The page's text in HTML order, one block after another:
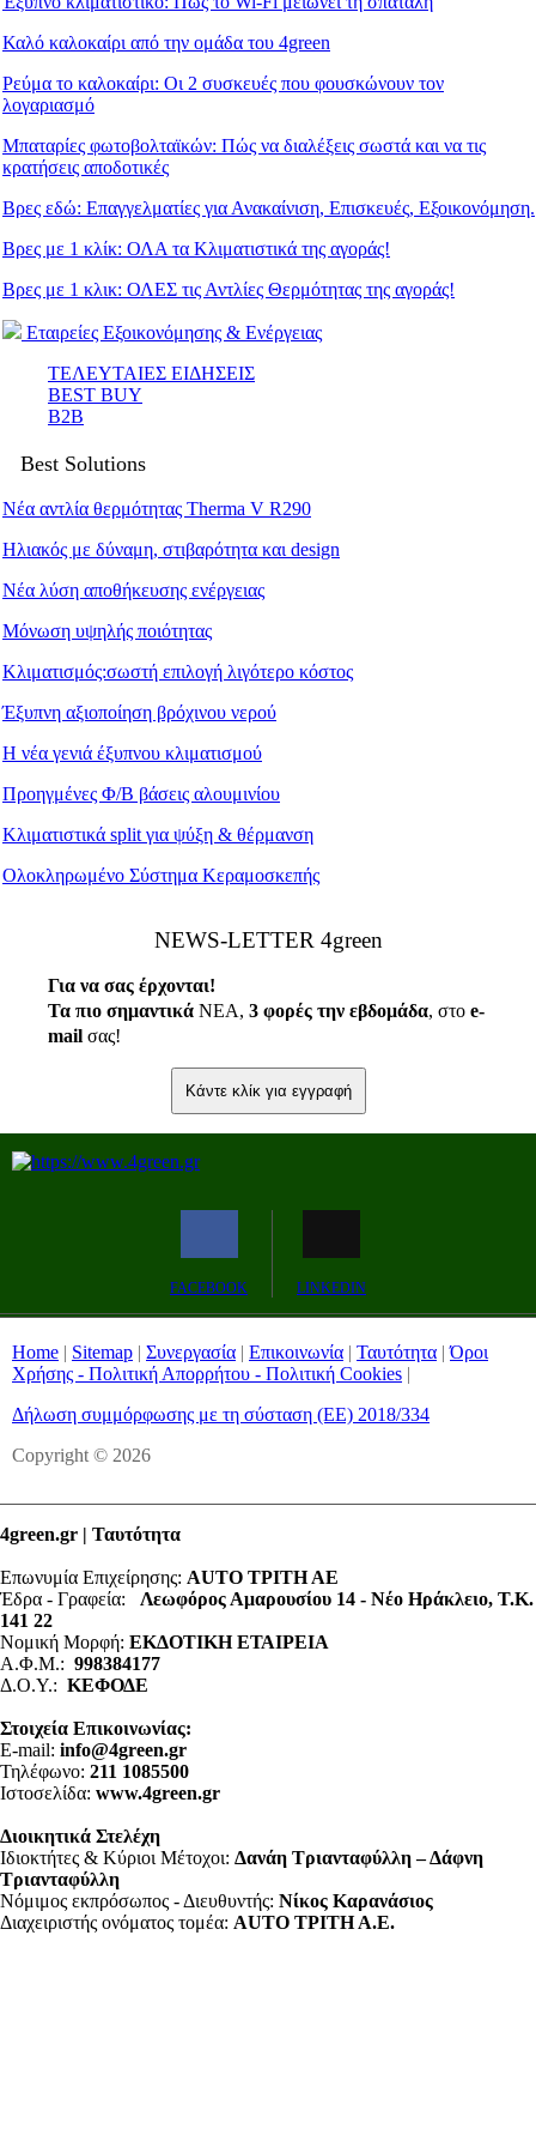
Καλό καλοκαίρι από την ομάδα του 4green
Ρεύμα το καλοκαίρι: Οι 2 συσκευές που φουσκώνουν τον
λογαριασμό
Μπαταρίες φωτοβολταϊκών: Πώς να διαλέξεις σωστά και να τις
κρατήσεις αποδοτικές
Βρες εδώ: Eπαγγελματίες για Ανακαίνιση, Επισκευές, Εξοικονόμηση.
Βρες με 1 κλίκ: ΟΛΑ τα Κλιματιστικά της αγοράς!
Βρες με 1 κλικ: ΟΛΕΣ τις Αντλίες Θερμότητας της αγοράς!
Εταιρείες Εξοικονόμησης & Ενέργειας
ΤΕΛΕΥΤΑΙΕΣ ΕΙΔΗΣΕΙΣ
BEST BUY
B2B
Best Solutions
Νέα αντλία θερμότητας Therma V R290
Ηλιακός με δύναμη, στιβαρότητα και design
Νέα λύση αποθήκευσης ενέργειας
Μόνωση υψηλής ποιότητας
Κλιματισμός:σωστή επιλογή λιγότερο κόστος
Έξυπνη αξιοποίηση βρόχινου νερού
Η νέα γενιά έξυπνου κλιματισμού
Προηγμένες Φ/Β βάσεις αλουμινίου
Κλιματιστικά split για ψύξη & θέρμανση
Ολοκληρωμένο Σύστημα Κεραμοσκεπής
ΝEWS-LETTER 4green
Για να σας έρχονται!
Τα πιο σημαντικά ΝΕΑ, 3 φορές την εβδομάδα, στο e-
mail σας!
Κάντε κλίκ για εγγραφή
FACEBOOK LINKEDIN
Home | Sitemap | Συνεργασία | Επικοινωνία | Ταυτότητα |Όροι
Χρήσης - Πολιτική Απορρήτου - Πολιτική Cookies |
Δήλωση συμμόρφωσης με τη σύσταση (ΕΕ) 2018/334
Copyright © 2026
4green.gr | Ταυτότητα
Επωνυμία Επιχείρησης: AUTO ΤΡΙΤΗ ΑΕ
Έδρα - Γραφεία: Λεωφόρος Αμαρουσίου 14 - Νέο Ηράκλειο, Τ.Κ.
141 22
Νομική Μορφή: ΕΚΔΟΤΙΚΗ ΕΤΑΙΡΕΙΑ
Α.Φ.Μ.: 998384177
Δ.Ο.Υ.: ΚΕΦΟΔΕ
Στοιχεία Επικοινωνίας:
E-mail: info@4green.gr
Τηλέφωνο: 211 1085500
Ιστοσελίδα: www.4green.gr
Διοικητικά Στελέχη
Ιδιοκτήτες & Κύριοι Μέτοχοι: Δανάη Τριανταφύλλη – Δάφνη
Τριανταφύλλη
Νόμιμος εκπρόσωπος - Διευθυντής: Νίκος Καρανάσιος
Διαχειριστής ονόματος τομέα: ΑUTO ΤΡΙΤΗ Α.Ε.